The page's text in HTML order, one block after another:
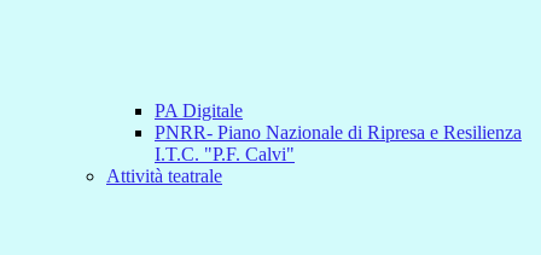
PA Digitale
PNRR- Piano Nazionale di Ripresa e Resilienza
I.T.C. "P.F. Calvi"
Attività teatrale